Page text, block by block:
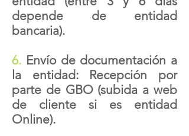
depende de entidad
bancaria).
6. Envío de documentación a
la entidad: Recepción por
parte de GBO (subida a web
de cliente si es entidad
Online).